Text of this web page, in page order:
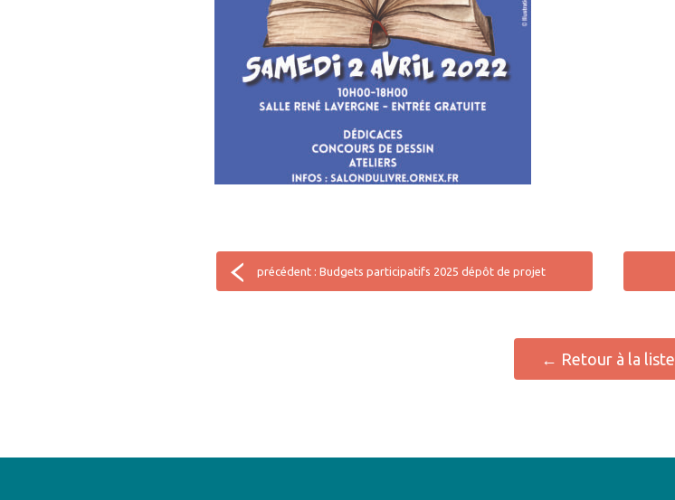
précédent : Budgets participatifs 2025 dépôt de projet
← Retour à la liste